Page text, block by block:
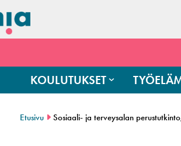
KOULUTUKSET
Etusivu Sosiaali- ja terveysalan